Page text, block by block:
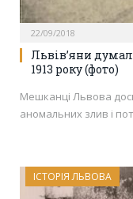
22/09/2018
Львів’яни
1913 року (фото)
Мешканці Львова
аномальних злив і
ІСТОРІЯ ЛЬВОВА